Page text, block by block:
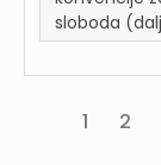
sloboda
1 2